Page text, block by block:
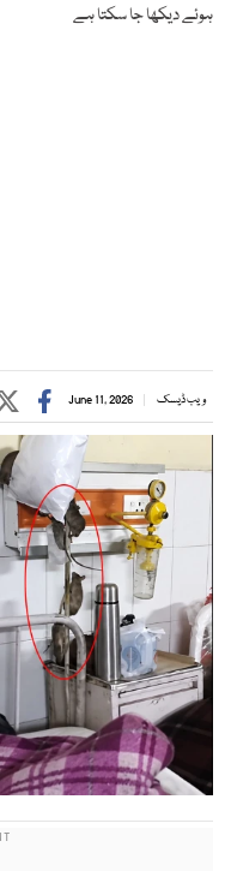
ہوئے دیکھا جا سکتا ہے
ویب ڈیسک June 11, 2026